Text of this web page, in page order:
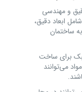
و مهندسی
ابعاد دقیق،
ساختمان
برای ساخت
می‌توانند